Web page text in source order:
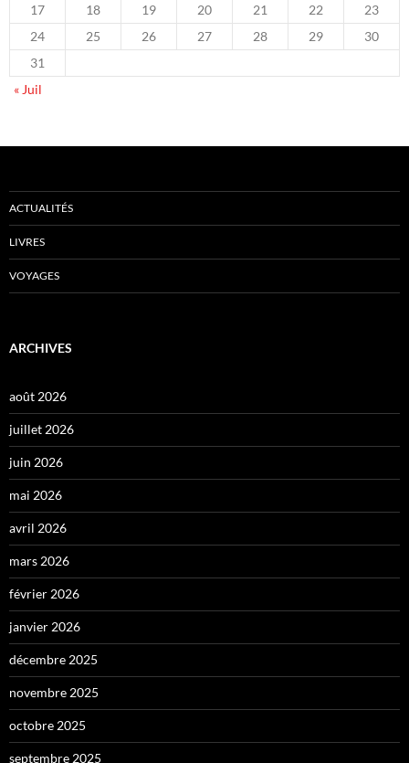
17
18 19 20 21 22
23
24
25 26 27 28 29
30
31
« Juil
ACTUALITÉS
LIVRES
VOYAGES
ARCHIVES
août 2026
juillet 2026
juin 2026
mai 2026
avril 2026
mars 2026
février 2026
janvier 2026
décembre 2025
novembre 2025
octobre 2025
septembre 2025